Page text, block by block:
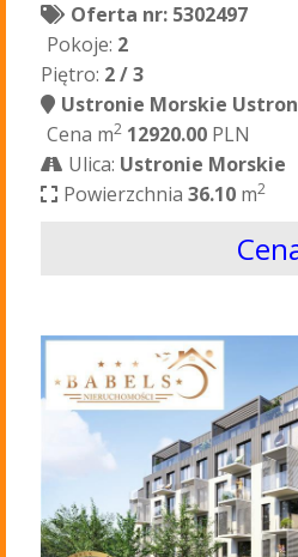
Oferta nr: 5302497
Pokoje: 2
Piętro: 2 / 3
Ustronie Morskie
Cena m2 12920.00 PLN
Ulica: Ustronie Morskie
Powierzchnia36.10 m2